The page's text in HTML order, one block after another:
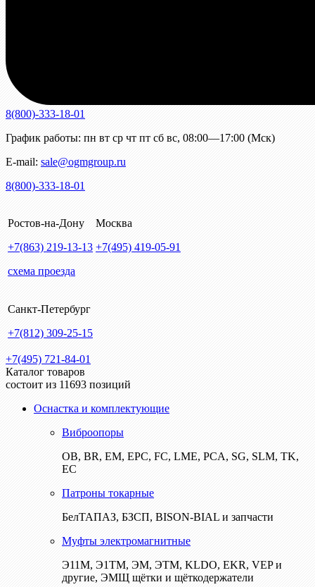
8(800)-333-18-01
График работы: пн вт ср чт пт сб вс, 08:00—17:00 (Мск)
E-mail: sale@ogmgroup.ru
8(800)-333-18-01
Ростов-на-Дону
+7(863) 219-13-13
схема проезда
Москва
+7(495) 419-05-91
Санкт-Петербург
+7(812) 309-25-15
+7(495) 721-84-01
Каталог товаров
состоит из 11693 позиций
Оснастка и комплектующие
Виброопоры
ОВ, BR, EM, EPC, FC, LME, PCA, SG, SLM, TK,
EC
Патроны токарные
БелТАПАЗ, БЗСП, BISON-BIAL и запчасти
Муфты электромагнитные
Э11М, Э1ТМ, ЭМ, ЭТМ, KLDO, EKR, VEP и
другие, ЭМЩ щётки и щёткодержатели